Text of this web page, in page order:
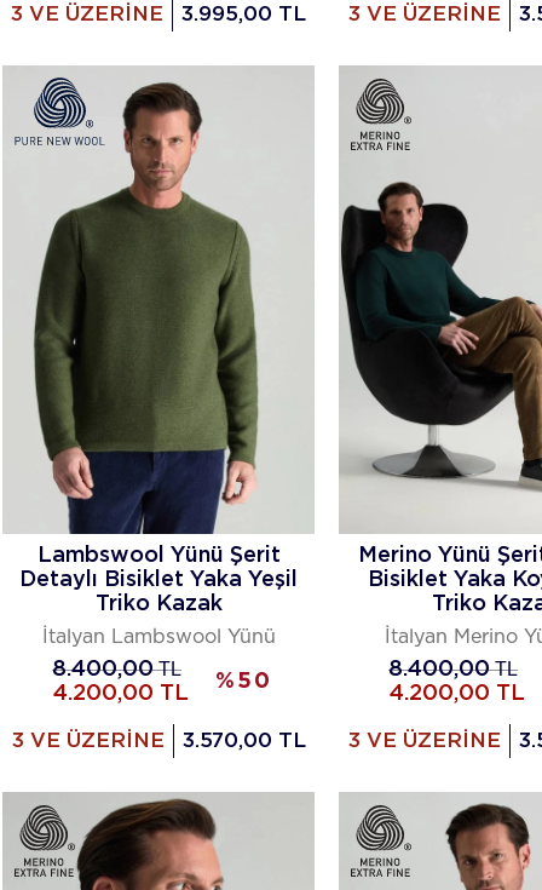
3 VE ÜZERİNE 3.995,00 TL 3 VE ÜZERİNE
Lambswool Yünü Şerit
Detaylı Bisiklet Yaka Yeşil
Triko Kazak
İtalyan Lambswool Yünü
8.400,00TL
4.200,00 TL
% 50
3 VE ÜZERİNE 3.570,00 TL
Merino Yünü
Bisiklet Yaka
Triko
İtalyan Merino
8.400,00TL
4.200,00 TL
3 VE ÜZERİNE